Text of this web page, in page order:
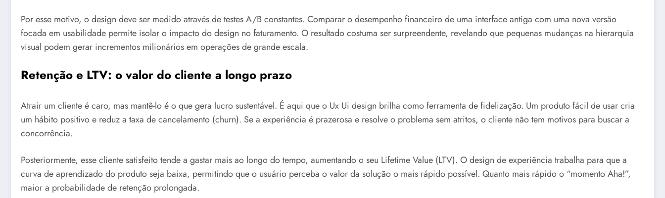
Por esse motivo, o design deve ser medido através de testes A/B constantes. Comparar o desempenho financeiro de uma interface antiga com uma nova versão
focada em usabilidade permite isolar o impacto do design no faturamento. O resultado costuma ser surpreendente, revelando que pequenas mudanças na hierarquia
visual podem gerar incrementos milionários em operações de grande escala.
Retenção e LTV: o valor do cliente a longo prazo
Atrair um cliente é caro, mas mantê-lo é o que gera lucro sustentável. É aqui que o Ux Ui design brilha como ferramenta de fidelização. Um produto fácil de usar cria
um hábito positivo e reduz a taxa de cancelamento (churn). Se a experiência é prazerosa e resolve o problema sem atritos, o cliente não tem motivos para buscar a
concorrência.
Posteriormente, esse cliente satisfeito tende a gastar mais ao longo do tempo, aumentando o seu Lifetime Value (LTV). O design de experiência trabalha para que a
curva de aprendizado do produto seja baixa, permitindo que o usuário perceba o valor da solução o mais rápido possível. Quanto mais rápido o “momento Aha!”,
maior a probabilidade de retenção prolongada.